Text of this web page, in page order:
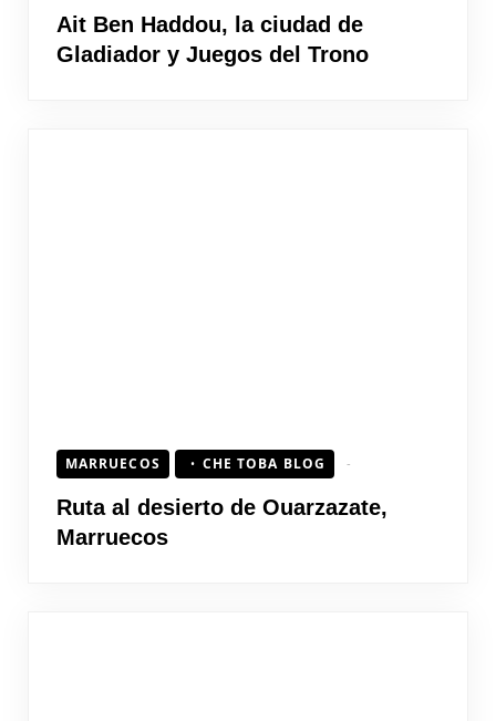
Ait Ben Haddou, la ciudad de
Gladiador y Juegos del Trono
MARRUECOS CHE TOBA BLOG
Ruta al desierto de Ouarzazate,
Marruecos